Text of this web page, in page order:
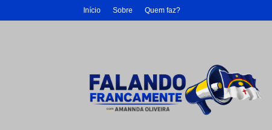
Início Sobre Quem faz?